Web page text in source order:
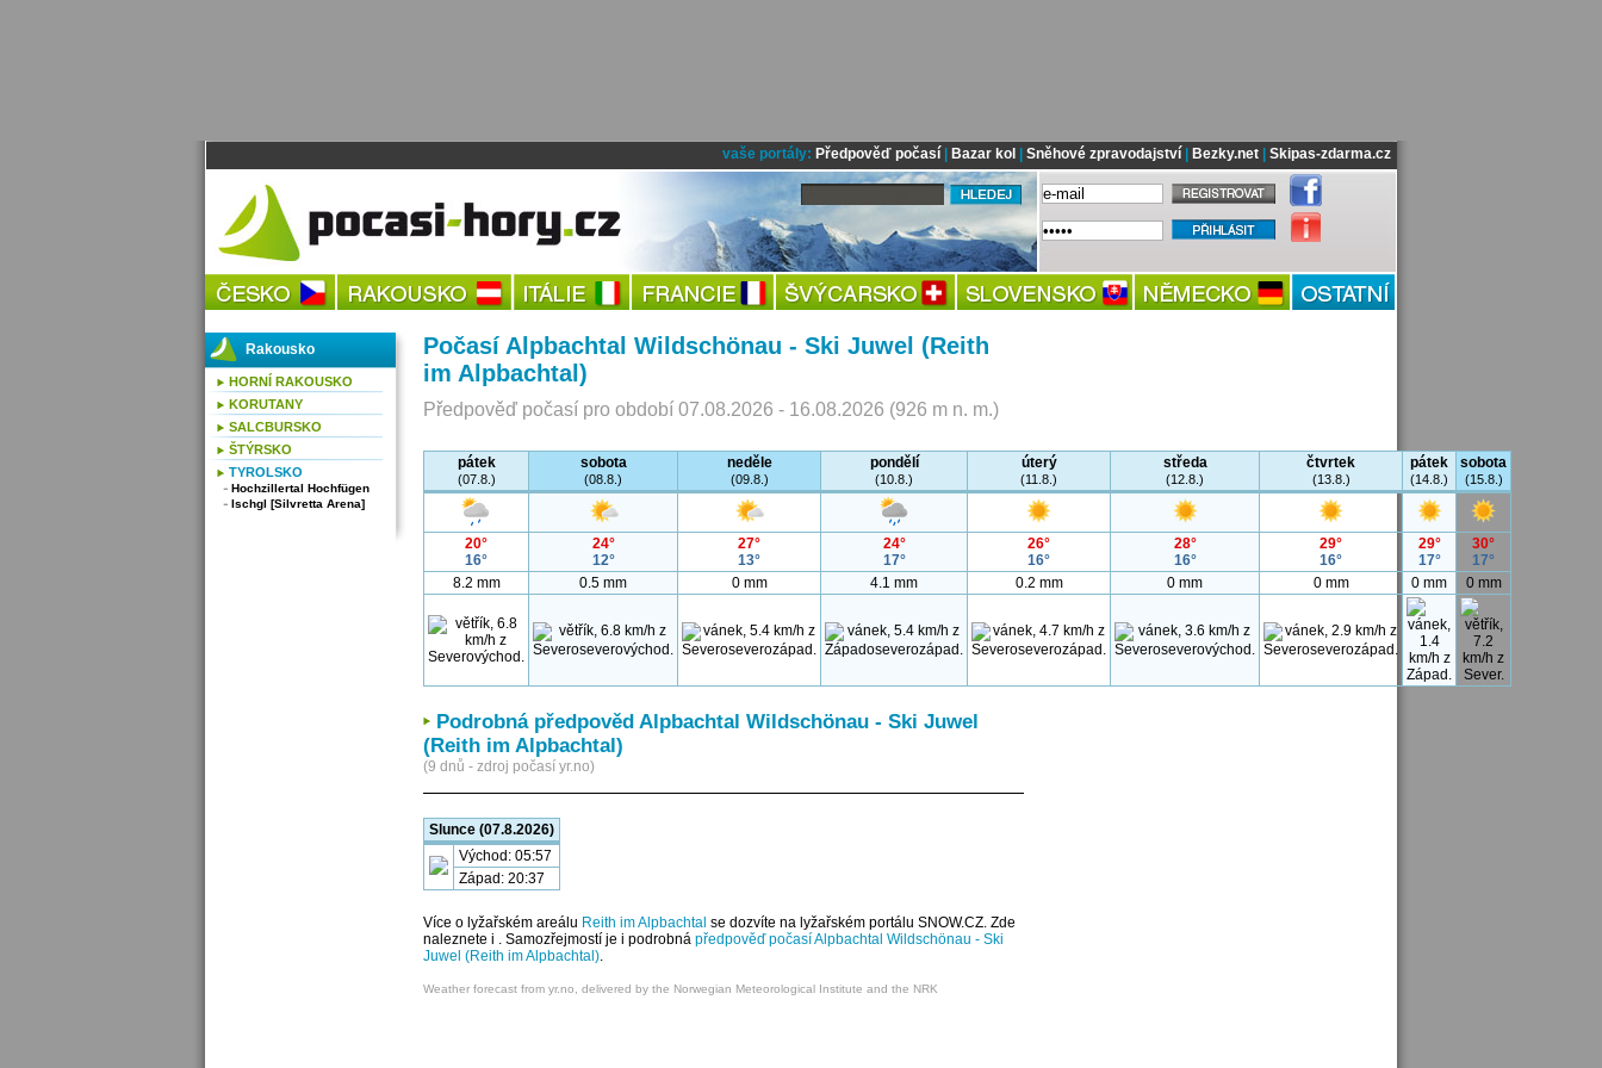
vaše portály: Předpověď počasí| Bazar kol Sněhové zpravodajství| Bezky.net| Skipas-zdarma.cz
Počasí Alpbachtal Wildschönau - Ski Juwel (Reith
im Alpbachtal)
Předpověď počasí pro období 07.08.2026 - 16.08.2026 (926 m n. m.)
pátek
(07.8.)
sobota
(08.8.)
neděle
(09.8.)
pondělí
(10.8.)
úterý
(11.8.)
středa
(12.8.)
čtvrtek
(13.8.)
pátek
(14.8.)
sobota
(15.8.)
20°
16°
24°
12°
27°
13°
24°
17°
26°
16°
28°
16°
29°
16°
29°
17°
30°
17°
8.2 mm
0.5 mm 0 mm 4.1 mm 0.2 mm 0 mm 0 mm 0 mm 0 mm
Podrobná předpověd Alpbachtal Wildschönau - Ski Juwel
(Reith im Alpbachtal)
(9 dnů - zdroj počasí yr.no)
Slunce (07.8.2026)
Východ: 05:57
Západ: 20:37
Více o lyžařském areálu Reith im Alpbachtal se dozvíte na lyžařském portálu SNOW.CZ. Zde
naleznete i . Samozřejmostí je i podrobná předpověď počasí Alpbachtal Wildschönau - Ski
Juwel (Reith im Alpbachtal).
Weather forecast from yr.no, delivered by the Norwegian Meteorological Institute and the NRK
Rakousko
HORNÍ RAKOUSKO
KORUTANY
SALCBURSKO
ŠTÝRSKO
TYROLSKO
Hochzillertal Hochfügen
Ischgl [Silvretta Arena]